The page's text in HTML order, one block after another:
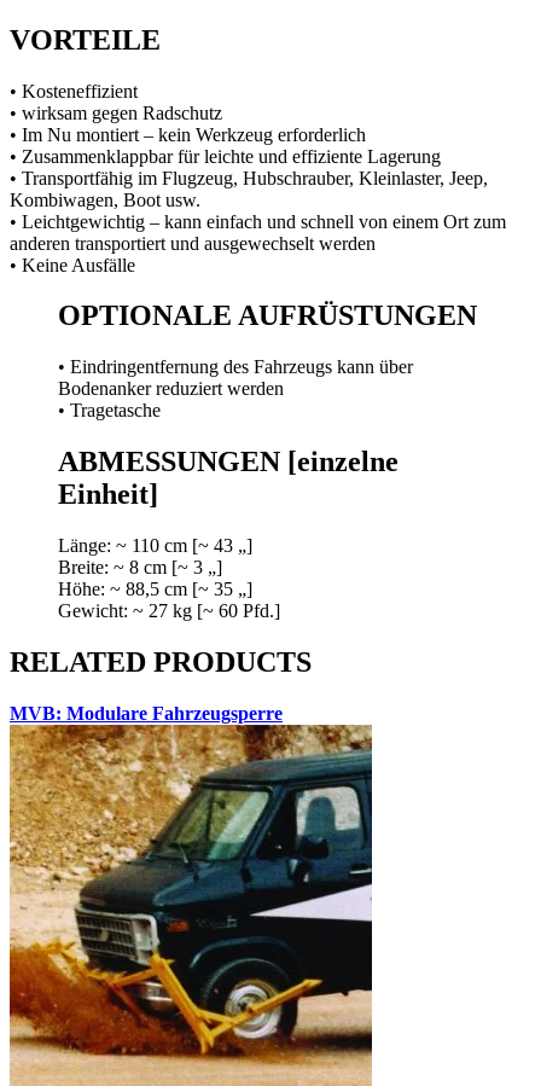
VORTEILE
• Kosteneffizient
• wirksam gegen Radschutz
• Im Nu montiert – kein Werkzeug erforderlich
• Zusammenklappbar für leichte und effiziente Lagerung
• Transportfähig im Flugzeug, Hubschrauber, Kleinlaster, Jeep,
Kombiwagen, Boot usw.
• Leichtgewichtig – kann einfach und schnell von einem Ort zum
anderen transportiert und ausgewechselt werden
• Keine Ausfälle
OPTIONALE AUFRÜSTUNGEN
• Eindringentfernung des Fahrzeugs kann über
Bodenanker reduziert werden
• Tragetasche
ABMESSUNGEN [einzelne
Einheit]
Länge: ~ 110 cm [~ 43 „]
Breite: ~ 8 cm [~ 3 „]
Höhe: ~ 88,5 cm [~ 35 „]
Gewicht: ~ 27 kg [~ 60 Pfd.]
RELATED PRODUCTS
MVB: Modulare Fahrzeugsperre